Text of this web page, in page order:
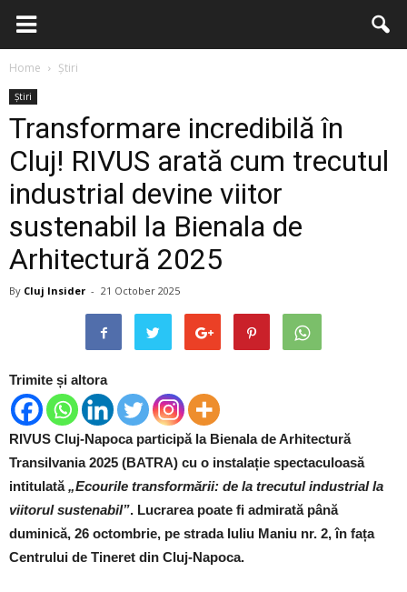
Home Știri
Știri
Transformare incredibilă în
Cluj! RIVUS arată cum trecutul
industrial devine viitor
sustenabil la Bienala de
Arhitectură 2025
By Cluj Insider - 21 October 2025
Trimite și altora
RIVUS Cluj-Napoca participă la Bienala de Arhitectură
Transilvania 2025 (BATRA) cu o instalație spectaculoasă
intitulată„Ecourile transformării: de la trecutul industrial la
viitorul sustenabil”. Lucrarea poate fi admirată până
duminică, 26 octombrie, pe strada Iuliu Maniu nr. 2, în fața
Centrului de Tineret din Cluj-Napoca.